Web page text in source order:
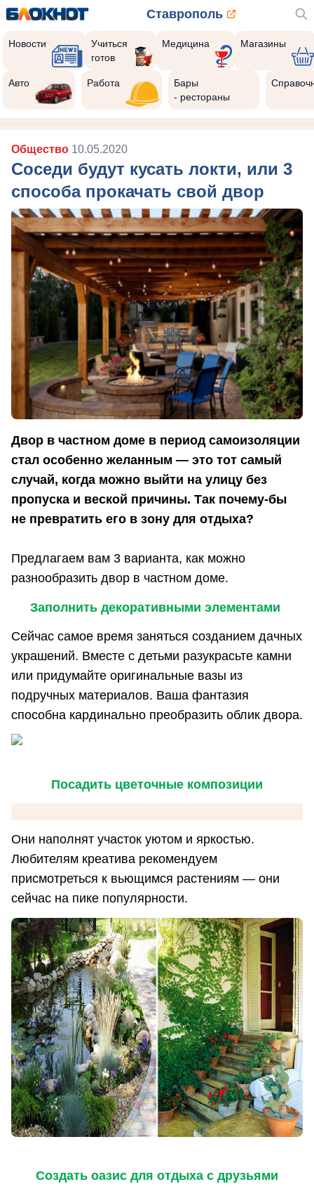
Ставрополь
Новости
Учиться
готов
Медицина Магазины
Авто Работа
Бары
- рестораны
Общество 10.05.2020
Соседи будут кусать локти, или 3
способа прокачать свой двор
Двор в частном доме в период самоизоляции
стал особенно желанным — это тот самый
случай, когда можно выйти на улицу без
пропуска и веской причины. Так почему-бы
не превратить его в зону для отдыха?
Предлагаем вам 3 варианта, как можно
разнообразить двор в частном доме.
Заполнить декоративными элементами
Сейчас самое время заняться созданием дачных
украшений. Вместе с детьми разукрасьте камни
или придумайте оригинальные вазы из
подручных материалов. Ваша фантазия
способна кардинально преобразить облик двора.
Посадить цветочные композиции
Они наполнят участок уютом и яркостью.
Любителям креатива рекомендуем
присмотреться к вьющимся растениям — они
сейчас на пике популярности.
Создать оазис для отдыха с друзьями